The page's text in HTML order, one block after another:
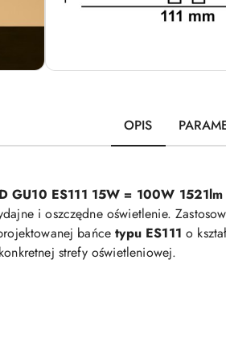
OPIS
GU10 ES111 15W = 100W
i oszczędne oświetlenie.
bańcetypu ES111 o
strefy oświetleniowej.